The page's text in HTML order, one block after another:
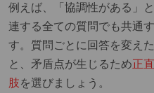
例えば、「協調性がある」
連する全ての質問でも共通
す。質問ごとに回答を変え
と、矛盾点が生じるため正
肢を選びましょう。